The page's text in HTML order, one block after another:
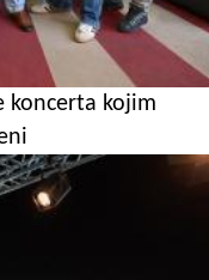
koncerta kojim